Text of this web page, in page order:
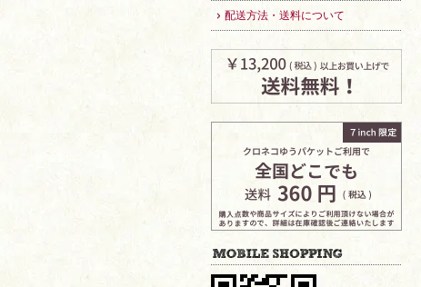
配送方法・送料について